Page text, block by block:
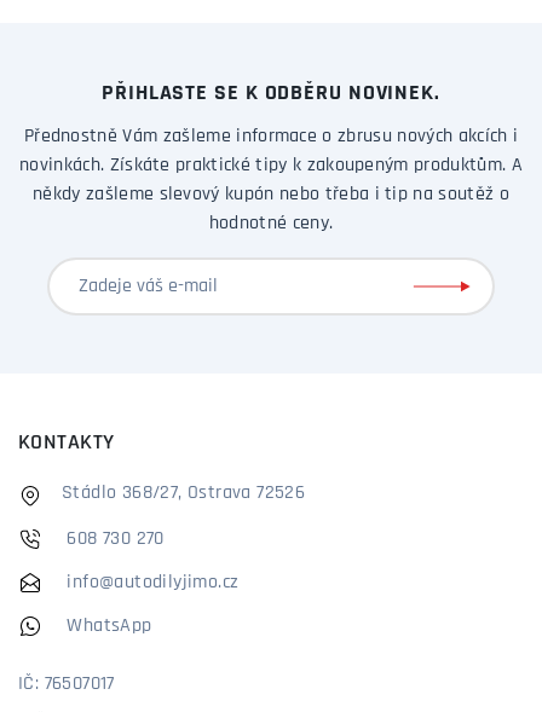
PŘIHLASTE SE K ODBĚRU NOVINEK.
Přednostně Vám zašleme informace o zbrusu nových akcích i
novinkách. Získáte praktické tipy k zakoupeným produktům. A
někdy zašleme slevový kupón nebo třeba i tip na soutěž o
hodnotné ceny.
KONTAKTY
Stádlo 368/27, Ostrava 72526
608 730 270
info@autodilyjimo.cz
WhatsApp
IČ: 76507017